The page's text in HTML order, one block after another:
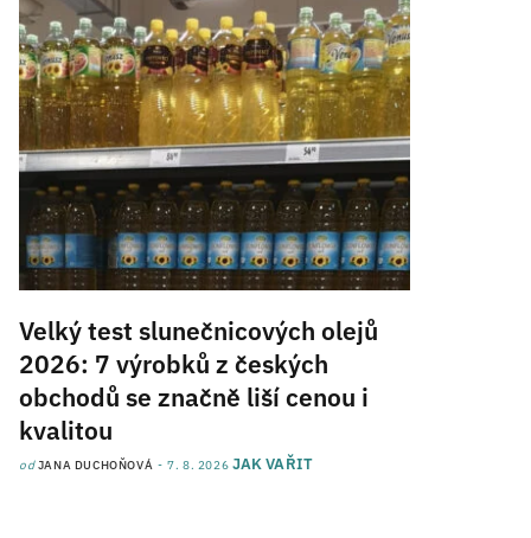
Velký test slunečnicových olejů
2026: 7 výrobků z českých
obchodů se značně liší cenou i
kvalitou
odJANA DUCHOŇOVÁ 7. 8. 2026 JAK VAŘIT